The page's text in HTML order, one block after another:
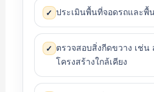
✓ ประเมินพื้นที่จอดรถและพื้
✓ ตรวจสอบสิ่งกีดขวาง เช่น
โครงสร้างใกล้เคียง